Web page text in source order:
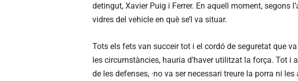
detingut, Xavier Puig i Ferrer. En aquell moment, segons
vidres del vehicle en què se’l va situar.
Tots els fets van succeir tot i el cordó de seguretat que
les circumstàncies, hauria d’haver utilitzat la força. Tot i
de les defenses, ·no va ser necessari treure la porra ni